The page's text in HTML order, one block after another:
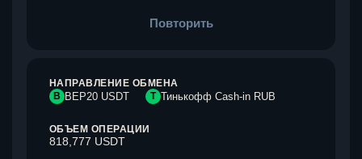
Повторить
НАПРАВЛЕНИЕ ОБМЕНА
B BEP20 USDT Т Тинькофф Cash-in RUB
ОБЪЕМ ОПЕРАЦИИ
818,777 USDT